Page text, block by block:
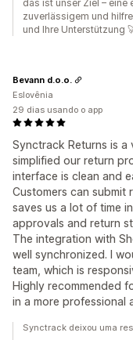
das ist unser Ziel –
zuverlässigem und
und Ihre Unterstützung
Synctrack Returns is
simplified our return
interface is clean and
Customers can submit
saves us a lot of time
approvals and return
The integration with
well synchronized. I
team, which is
Highly recommended
in a more professional
Bevann d.o.o.
Eslovênia
29 dias usando o app
Synctrack deixou uma